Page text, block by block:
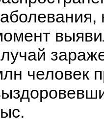
человек